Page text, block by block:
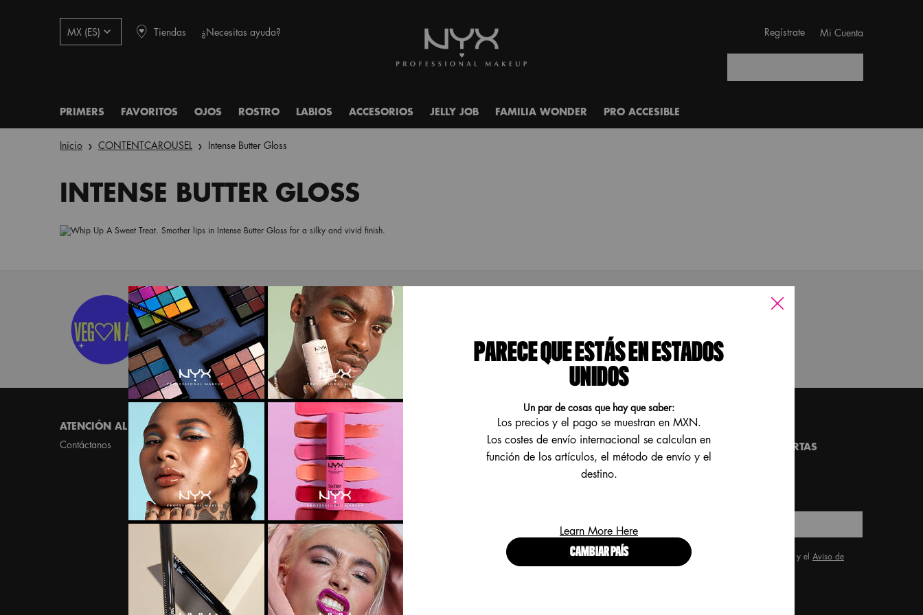
MX (ES) Tiendas ¿Necesitas ayuda? Regístrate Mi Cuenta
PRIMERS FAVORITOS OJOS ROSTRO LABIOS ACCESORIOS JELLY JOB FAMILIA WONDER PRO ACCESIBLE
Inicio CONTENTCAROUSEL Intense Butter Gloss
INTENSE BUTTER GLOSS
FÓRMULAS VEGANAS
ENCUENTRA NUESTROS PRODUCTOS VEGANOS DE ALTO RENDIMIENTO.
ATENCIÓN AL CLIENTE
Contáctanos
MÁS INFORMACIÓN
Localizador de tiendas
NYX a la puerta de tu casa
¡REGÍSTRATE Y RECIBE LO ULTIMO EN
LANZAMIENTOS, TENDENCIAS Y OFERTAS
ESPECIALES!
Correo electrónico
He leído y acepto los y el Aviso de
Privacidad para Clientes
PARECE QUE ESTÁS EN ESTADOS
UNIDOS
Un par de cosas que hay que saber:
Los precios y el pago se muestran en MXN.
Los costes de envío internacional se calculan en
función de los artículos, el método de envío y el
destino.
Learn More Here
CAMBIAR PAÍS